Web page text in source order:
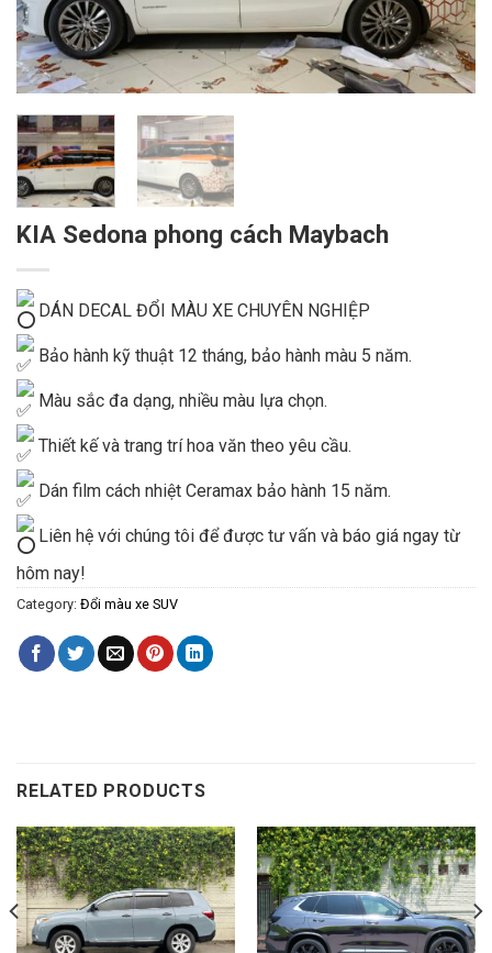
KIA Sedona phong cách Maybach
DÁN DECAL ĐỔI MÀU XE CHUYÊN NGHIỆP
Bảo hành kỹ thuật 12 tháng, bảo hành màu 5 năm.
Màu sắc đa dạng, nhiều màu lựa chọn.
Thiết kế và trang trí hoa văn theo yêu cầu.
Dán film cách nhiệt Ceramax bảo hành 15 năm.
Liên hệ với chúng tôi để được tư vấn và báo giá ngay từ
hôm nay!
Category: Đổi màu xe SUV
RELATED PRODUCTS